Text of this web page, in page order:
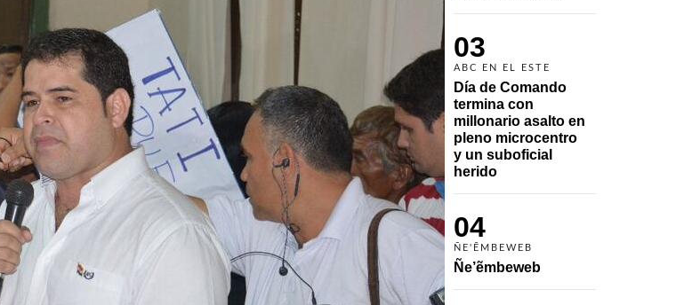
03
ABC EN EL ESTE
Día de Comando
termina con
millonario asalto en
pleno microcentro
y un suboficial
herido
04
ÑE'ẼMBEWEB
Ñe’ẽmbeweb